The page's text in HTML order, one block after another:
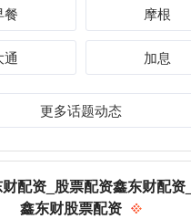
餐 摩根
通 加息
更多话题动态
配资_股票配资鑫东财配资
鑫东财股票配资